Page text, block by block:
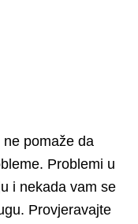
pomaže da
Problemi u
i nekada vam se
Provjeravajte